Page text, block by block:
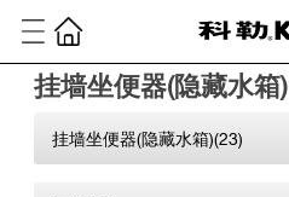
挂墙坐便器(隐藏水箱)
挂墙坐便器(隐藏水箱)(23)